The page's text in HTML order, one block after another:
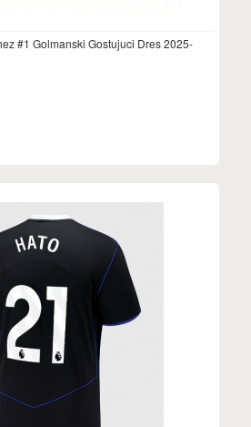
#1 Golmanski Gostujuci Dres 2025-